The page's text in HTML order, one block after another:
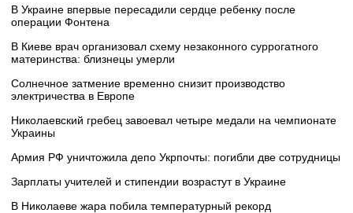
В Украине впервые пересадили сердце ребенку после
операции Фонтена
В Киеве врач организовал схему незаконного суррогатного
материнства: близнецы умерли
Солнечное затмение временно снизит производство
электричества в Европе
Николаевский гребец завоевал четыре медали на чемпионате
Украины
Армия РФ уничтожила депо Укрпочты: погибли две сотрудницы
Зарплаты учителей и стипендии возрастут в Украине
В Николаеве жара побила температурный рекорд